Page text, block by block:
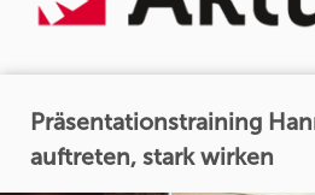
Präsentationstraining
auftreten, stark wirken